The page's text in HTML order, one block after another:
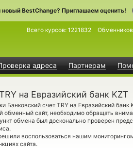
BestChange? Приглашаем оценить!
адреса Партнерам
Всего курсов: 1221832
на Евразийский банк KZT
Банковский счет TRY на Евразийский банк
обменный сайт, необходимо обращать
обмена был досконально проверен
воспользоваться нашим
сайта.